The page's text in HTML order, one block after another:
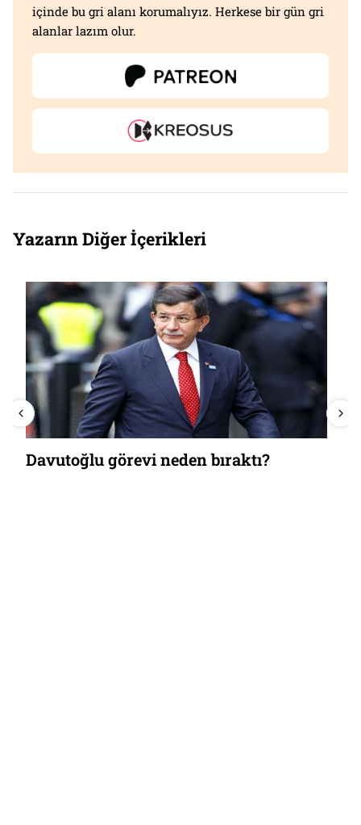
içinde bu gri alanı korumalıyız. Herkese bir gün gri
alanlar lazım olur.
Yazarın Diğer İçerikleri
Davutoğlu görevi neden bıraktı?